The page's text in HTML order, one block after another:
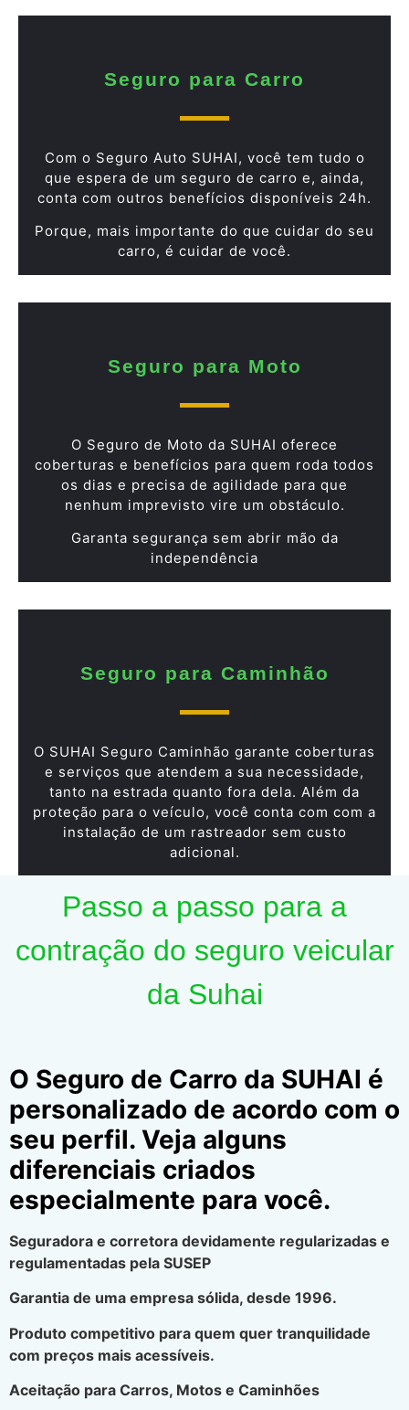
Seguro para Carro
Com o Seguro Auto SUHAI, você tem tudo o
que espera de um seguro de carro e, ainda,
conta com outros benefícios disponíveis 24h.
Porque, mais importante do que cuidar do seu
carro, é cuidar de você.
Seguro para Moto
O Seguro de Moto da SUHAI oferece
coberturas e benefícios para quem roda todos
os dias e precisa de agilidade para que
nenhum imprevisto vire um obstáculo.
Garanta segurança sem abrir mão da
independência
Seguro para Caminhão
O SUHAI Seguro Caminhão garante coberturas
e serviços que atendem a sua necessidade,
tanto na estrada quanto fora dela. Além da
proteção para o veículo, você conta com com a
instalação de um rastreador sem custo
adicional.
Passo a passo para a
contração do seguro veicular
da Suhai
O Seguro de Carro da SUHAI é
personalizado de acordo com o
seu perfil. Veja alguns
diferenciais criados
especialmente para você.
Seguradora e corretora devidamente regularizadas e
regulamentadas pela SUSEP
Garantia de uma empresa sólida, desde 1996.
Produto competitivo para quem quer tranquilidade
com preços mais acessíveis.
Aceitação para Carros, Motos e Caminhões